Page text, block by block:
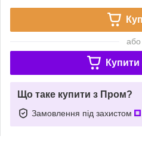
або
Купити
Що таке купити з Пром?
Замовлення під захистом